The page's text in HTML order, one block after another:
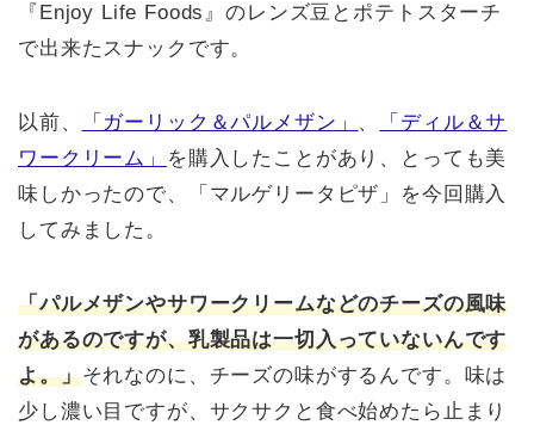
『Enjoy Life Foods』のレンズ豆とポテトスターチ
で出来たスナックです。
以前、 「ガーリック＆パルメザン」 、
「ディル＆サ
ワークリーム」
を購入したことがあり、とっても美
味しかったので、「マルゲリータピザ」を今回購入
してみました。
「パルメザンやサワークリームなどのチーズの風味
があるのですが、乳製品は一切入っていないんです
よ。」それなのに、チーズの味がするんです。味は
少し濃い目ですが、サクサクと食べ始めたら止まり